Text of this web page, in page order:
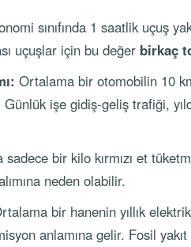
sınıfında 1 saatlik uçuş
uçuşlar için bu değer birkaç
Ortalama bir otomobilin 10
işe gidiş-geliş trafiği,
sadece bir kilo kırmızı et
neden olabilir.
bir hanenin yıllık
anlamına gelir. Fosil